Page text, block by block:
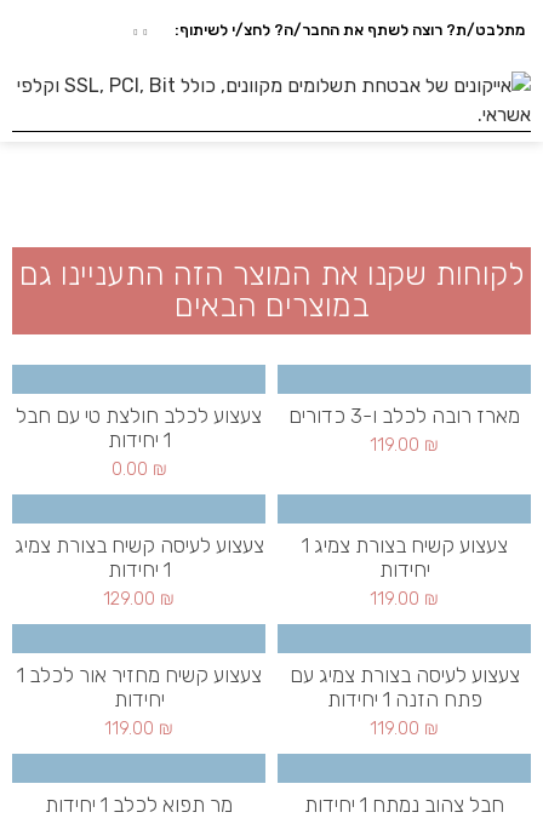
מתלבט/ת? רוצה לשתף את החבר/ה? לחצ/י לשיתוף:
לקוחות שקנו את המוצר הזה התעניינו גם
במוצרים הבאים
מארז רובה לכלב ו-3 כדורים
119.00 ₪
צעצוע לכלב חולצת טי עם חבל
1 יחידות
0.00 ₪
צעצוע קשיח בצורת צמיג 1
יחידות
119.00 ₪
צעצוע לעיסה קשיח בצורת צמיג
1 יחידות
129.00 ₪
צעצוע לעיסה בצורת צמיג עם
פתח הזנה 1 יחידות
119.00 ₪
צעצוע קשיח מחזיר אור לכלב 1
יחידות
119.00 ₪
חבל צהוב נמתח 1 יחידות מר תפוא לכלב 1 יחידות